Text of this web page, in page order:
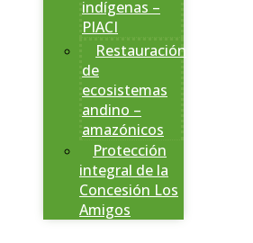
indígenas –
PIACI
Restauración
de
ecosistemas
andino –
amazónicos
Protección
integral de la
Concesión Los
Amigos